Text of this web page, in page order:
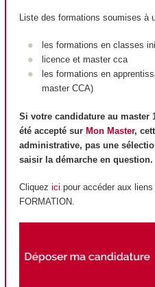
Liste des formations soumises à
les formations en classes
licence et master cca
les formations en
master CCA)
Si votre candidature au master
été accepté sur Mon Master,
administrative, pas une
saisir la démarche en question.
Cliquez ici pour accéder aux
FORMATION.